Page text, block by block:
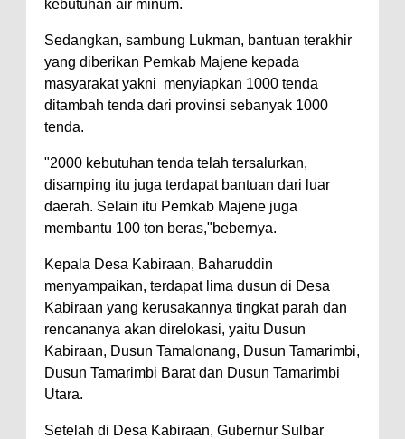
kebutuhan air minum.
Sedangkan, sambung Lukman, bantuan terakhir
yang diberikan Pemkab Majene kepada
masyarakat yakni menyiapkan 1000 tenda
ditambah tenda dari provinsi sebanyak 1000
tenda.
"2000 kebutuhan tenda telah tersalurkan,
disamping itu juga terdapat bantuan dari luar
daerah. Selain itu Pemkab Majene juga
membantu 100 ton beras,"bebernya.
Kepala Desa Kabiraan, Baharuddin
menyampaikan, terdapat lima dusun di Desa
Kabiraan yang kerusakannya tingkat parah dan
rencananya akan direlokasi, yaitu Dusun
Kabiraan, Dusun Tamalonang, Dusun Tamarimbi,
Dusun Tamarimbi Barat dan Dusun Tamarimbi
Utara.
Setelah di Desa Kabiraan, Gubernur Sulbar